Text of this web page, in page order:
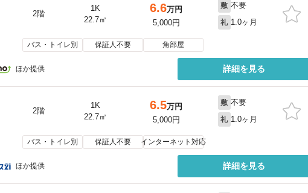
2階
1K
22.7㎡
6.6万円
5,000円
敷 不要
礼 1.0ヶ月
バス・トイレ別 保証人不要 角部屋
ほか提供 詳細を見る
2階
1K
22.7㎡
6.5万円
5,000円
敷 不要
礼 1.0ヶ月
バス・トイレ別 保証人不要 インターネット対応
ほか提供 詳細を見る